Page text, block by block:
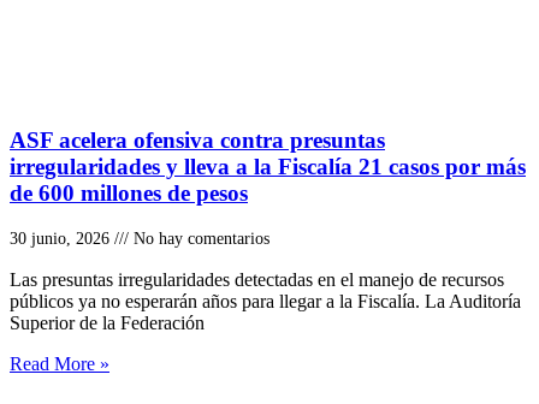
ASF acelera ofensiva contra presuntas
irregularidades y lleva a la Fiscalía 21 casos por más
de 600 millones de pesos
30 junio, 2026 No hay comentarios
Las presuntas irregularidades detectadas en el manejo de recursos
públicos ya no esperarán años para llegar a la Fiscalía. La Auditoría
Superior de la Federación
Read More »